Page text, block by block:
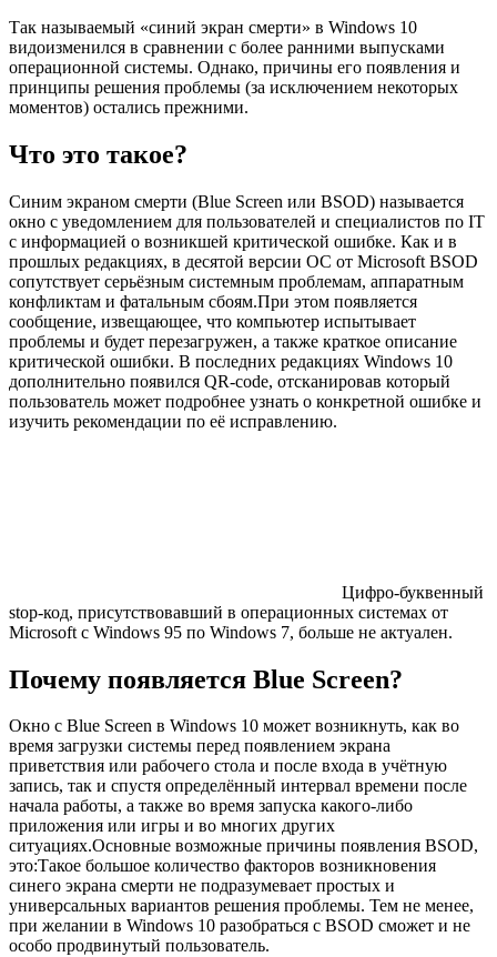
Так называемый «синий экран смерти» в Windows 10
видоизменился в сравнении с более ранними выпусками
операционной системы. Однако, причины его появления и
принципы решения проблемы (за исключением некоторых
моментов) остались прежними.
Что это такое?
Синим экраном смерти (Blue Screen или BSOD) называется
окно с уведомлением для пользователей и специалистов по IT
с информацией о возникшей критической ошибке. Как и в
прошлых редакциях, в десятой версии ОС от Microsoft BSOD
сопутствует серьёзным системным проблемам, аппаратным
конфликтам и фатальным сбоям.При этом появляется
сообщение, извещающее, что компьютер испытывает
проблемы и будет перезагружен, а также краткое описание
критической ошибки. В последних редакциях Windows 10
дополнительно появился QR-code, отсканировав который
пользователь может подробнее узнать о конкретной ошибке и
изучить рекомендации по её исправлению.
Цифро-буквенный
stop-код, присутствовавший в операционных системах от
Microsoft с Windows 95 по Windows 7, больше не актуален.
Почему появляется Blue Screen?
Окно с Blue Screen в Windows 10 может возникнуть, как во
время загрузки системы перед появлением экрана
приветствия или рабочего стола и после входа в учётную
запись, так и спустя определённый интервал времени после
начала работы, а также во время запуска какого-либо
приложения или игры и во многих других
ситуациях.Основные возможные причины появления BSOD,
это:Такое большое количество факторов возникновения
синего экрана смерти не подразумевает простых и
универсальных вариантов решения проблемы. Тем не менее,
при желании в Windows 10 разобраться с BSOD сможет и не
особо продвинутый пользователь.